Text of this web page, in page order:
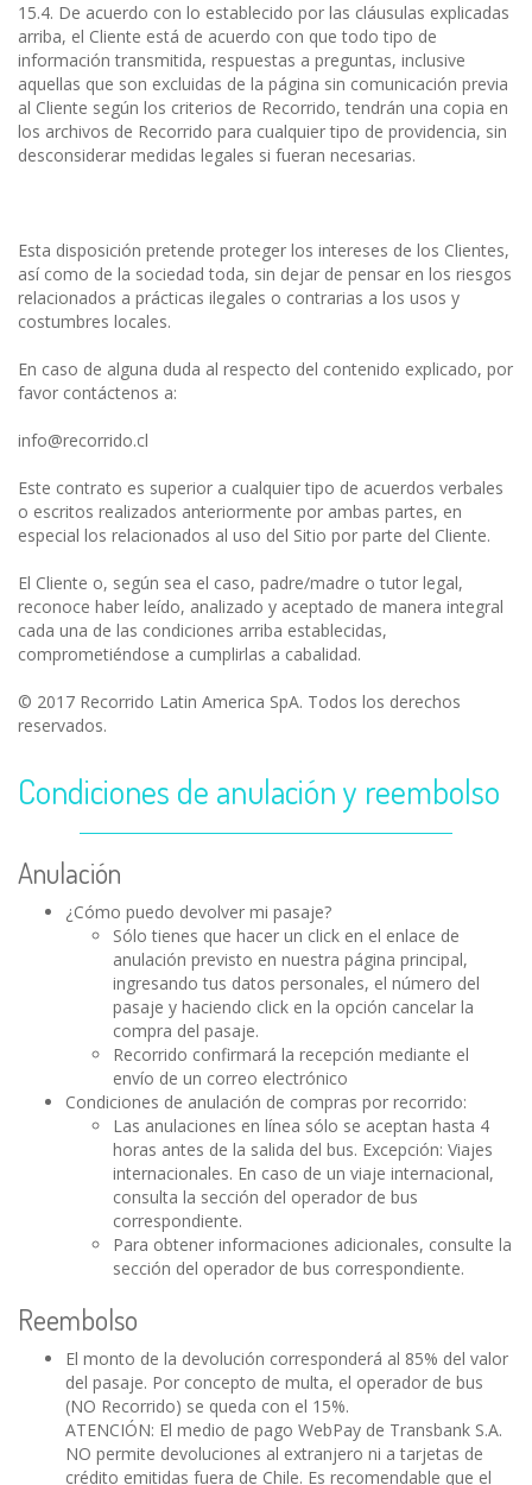
15.4. De acuerdo con lo establecido por las cláusulas explicadas
arriba, el Cliente está de acuerdo con que todo tipo de
información transmitida, respuestas a preguntas, inclusive
aquellas que son excluidas de la página sin comunicación previa
al Cliente según los criterios de Recorrido, tendrán una copia en
los archivos de Recorrido para cualquier tipo de providencia, sin
desconsiderar medidas legales si fueran necesarias.
Esta disposición pretende proteger los intereses de los Clientes,
así como de la sociedad toda, sin dejar de pensar en los riesgos
relacionados a prácticas ilegales o contrarias a los usos y
costumbres locales.
En caso de alguna duda al respecto del contenido explicado, por
favor contáctenos a:
info@recorrido.cl
Este contrato es superior a cualquier tipo de acuerdos verbales
o escritos realizados anteriormente por ambas partes, en
especial los relacionados al uso del Sitio por parte del Cliente.
El Cliente o, según sea el caso, padre/madre o tutor legal,
reconoce haber leído, analizado y aceptado de manera integral
cada una de las condiciones arriba establecidas,
comprometiéndose a cumplirlas a cabalidad.
© 2017 Recorrido Latin America SpA. Todos los derechos
reservados.
Condiciones de anulación y reembolso
Anulación
¿Cómo puedo devolver mi pasaje?
Sólo tienes que hacer un click en el enlace de
anulación previsto en nuestra página principal,
ingresando tus datos personales, el número del
pasaje y haciendo click en la opción cancelar la
compra del pasaje.
Recorrido confirmará la recepción mediante el
envío de un correo electrónico
Condiciones de anulación de compras por recorrido:
Las anulaciones en línea sólo se aceptan hasta 4
horas antes de la salida del bus. Excepción: Viajes
internacionales. En caso de un viaje internacional,
consulta la sección del operador de bus
correspondiente.
Para obtener informaciones adicionales, consulte la
sección del operador de bus correspondiente.
Reembolso
El monto de la devolución corresponderá al 85% del valor
del pasaje. Por concepto de multa, el operador de bus
(NO Recorrido) se queda con el 15%.
ATENCIÓN: El medio de pago WebPay de Transbank S.A.
NO permite devoluciones al extranjero ni a tarjetas de
crédito emitidas fuera de Chile. Es recomendable que el